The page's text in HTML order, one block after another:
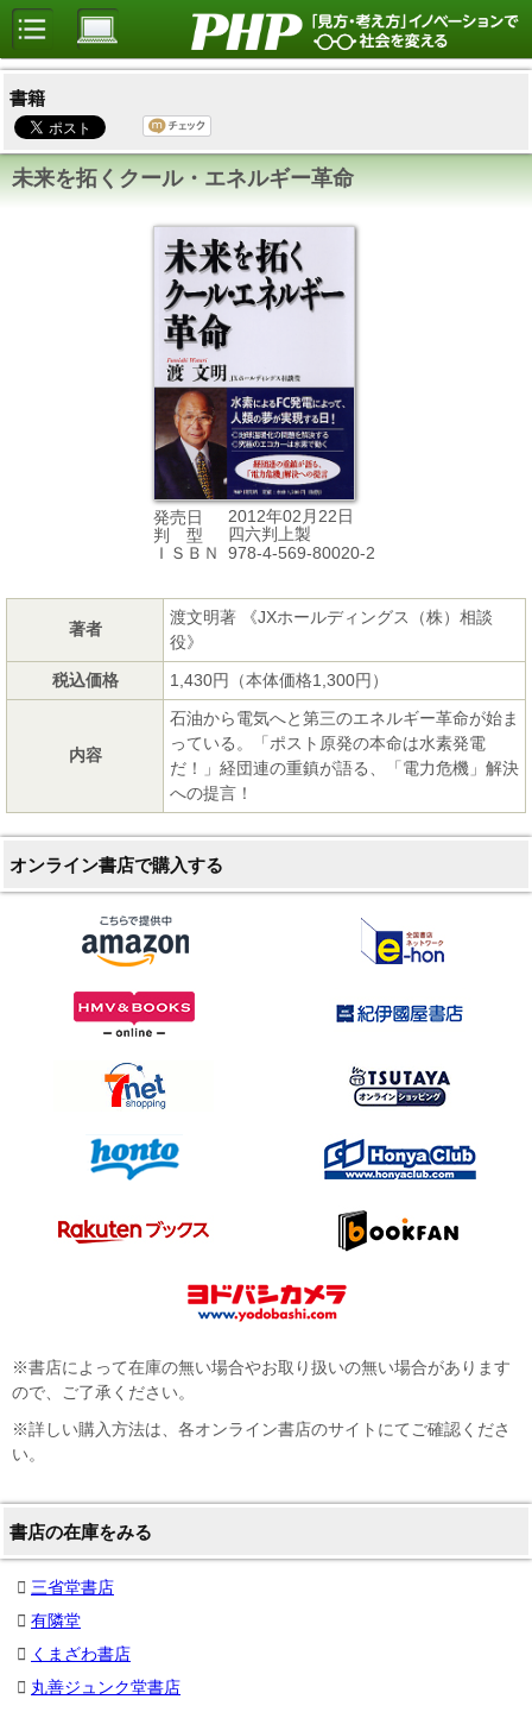
書籍
未来を拓くクール・エネルギー革命
発売日
2012年02月22日
判 型
四六判上製
ＩＳＢＮ
978-4-569-80020-2
著者
渡文明著 《JXホールディングス（株）相談
役》
税込価格
1,430円（本体価格1,300円）
内容
石油から電気へと第三のエネルギー革命が始ま
っている。「ポスト原発の本命は水素発電
だ！」経団連の重鎮が語る、「電力危機」解決
への提言！
オンライン書店で購入する
※書店によって在庫の無い場合やお取り扱いの無い場合があります
ので、ご了承ください。
※詳しい購入方法は、各オンライン書店のサイトにてご確認くださ
い。
書店の在庫をみる
三省堂書店
有隣堂
くまざわ書店
丸善ジュンク堂書店